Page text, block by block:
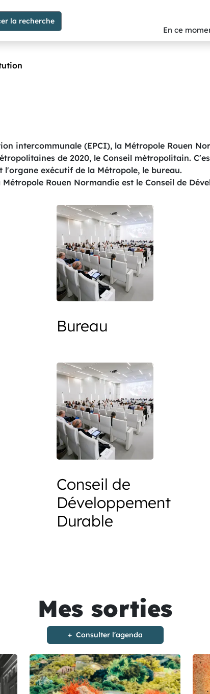
En ce
intercommunale (EPCI), la Métropole Rouen
de 2020, le Conseil métropolitain.
l'organe exécutif de la Métropole, le bureau.
Rouen Normandie est le Conseil de
Bureau
Conseil de
Développement
Durable
Mes sorties
Consulter l'agenda